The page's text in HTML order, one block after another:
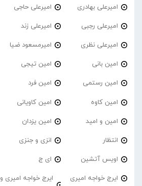
امیرعلی بهادری امیرعلی حاجی
امیرعلی رجبی امیرعلی زند
امیرعلی نظری امیرمسعود ضیا
امین بانی امین تیجی
امین رستمی امین فرد
امین کاوه امین کاویانی
امین و امید امین یزدان
انتظار انزی و جنزی
اویس آتشین ای ج
ایرج خواجه امیری
ایرج خواجه امیری و